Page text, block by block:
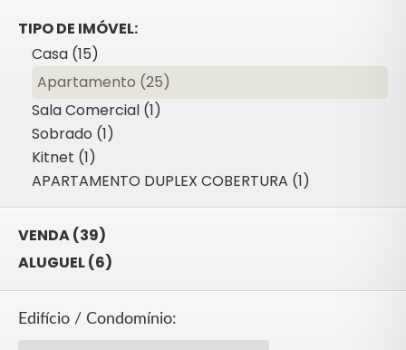
TIPO DE IMÓVEL:
Casa (15)
Apartamento (25)
Sala Comercial (1)
Sobrado (1)
Kitnet (1)
APARTAMENTO DUPLEX COBERTURA (1)
VENDA (39)
ALUGUEL (6)
Edifício / Condomínio: